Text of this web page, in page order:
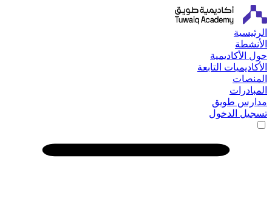
الرئيسية
الأنشطة
حول الأكاديمية
الأكاديميات التابعة
المنصات
المبادرات
مدارس طويق
تسجيل الدخول